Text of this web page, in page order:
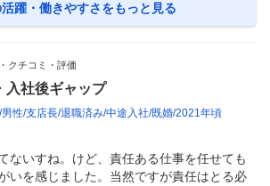
躍・働きやすさをもっと見る
クチコミ・評価
入社後ギャップ
男性 支店長 退職済み 中途入社 既婚 2021年頃
ないすね。けど、責任ある仕事を任せても
いを感じました。当然ですが責任はとる必